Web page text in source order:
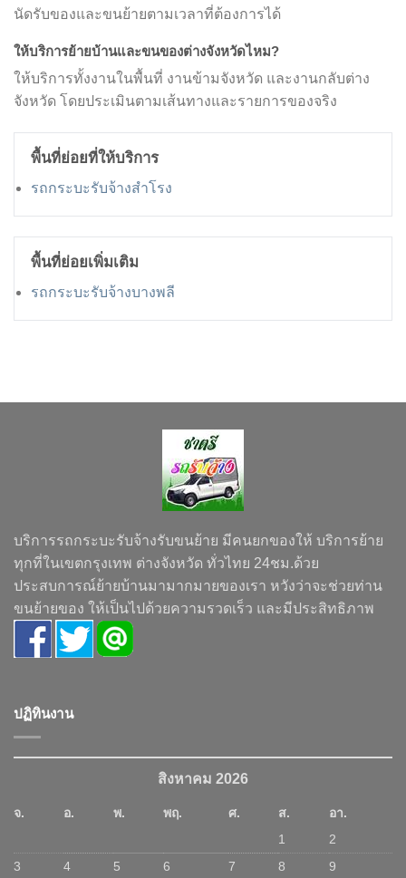
นัดรับของและขนย้ายตามเวลาที่ต้องการได้
ให้บริการย้ายบ้านและขนของต่างจังหวัดไหม?
ให้บริการทั้งงานในพื้นที่ งานข้ามจังหวัด และงานกลับต่าง
จังหวัด โดยประเมินตามเส้นทางและรายการของจริง
พื้นที่ย่อยที่ให้บริการ
รถกระบะรับจ้างสำโรง
พื้นที่ย่อยเพิ่มเติม
รถกระบะรับจ้างบางพลี
บริการรถกระบะรับจ้างรับขนย้าย มีคนยกของให้ บริการย้าย
ทุกที่ในเขตกรุงเทพ ต่างจังหวัด ทั่วไทย 24ชม.ด้วย
ประสบการณ์ย้ายบ้านมามากมายของเรา หวังว่าจะช่วยท่าน
ขนย้ายของ ให้เป็นไปด้วยความรวดเร็ว และมีประสิทธิภาพ
ปฏิทินงาน
สิงหาคม 2026
จ. อ. พ. พฤ. ศ. ส.
อา.
1
2
3
4 5 6 7 8
9